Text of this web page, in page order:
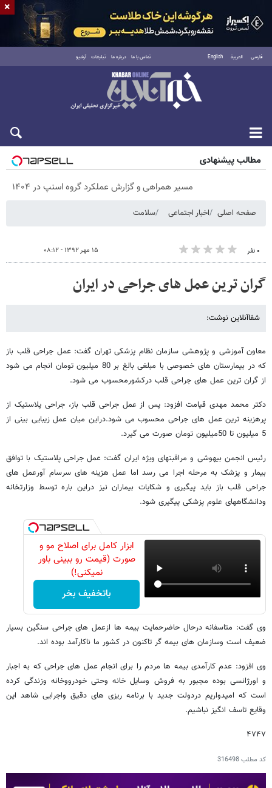
فارسی العربية English تماس با ما درباره ما تبلیغات آرشیو
شنبه ۱۷ مرداد ۱۴۰۵
مطالب پیشنهادی
مسیر همراهی و گزارش عملکرد گروه اسنپ در ۱۴۰۴
صفحه اصلی اخبار اجتماعی سلامت
۰ نفر ۱۵ مهر ۱۳۹۲ - ۰۸:۱۲
گران ترین عمل های جراحی در ایران
شفاآنلاین نوشت:
معاون آموزشی و پژوهشی سازمان نظام پزشکی تهران گفت: عمل جراحی قلب باز
که در بیمارستان های خصوصی با مبلغی بالغ بر 80 میلیون تومان انجام می شود
از گران ترین عمل های جراحی قلب درکشورمحسوب می شود.
دکتر محمد مهدی قیامت افزود: پس از عمل جراحی قلب باز، جراحی پلاستیک از
پرهزینه ترین عمل های جراحی محسوب می شود.دراین میان عمل زیبایی بینی از
5 میلیون تا 50میلیون تومان صورت می گیرد.
رئیس انجمن بیهوشی و مراقبتهای ویژه ایران گفت: عمل جراحی پلاستیک با توافق
بیمار و پزشک به مرحله اجرا می رسد اما عمل هزینه های سرسام آورعمل های
جراحی قلب باز باید پیگیری و شکایات بیماران نیز دراین باره توسط وزارتخانه
ودانشگاههای علوم پزشکی پیگیری شود.
ابزار کامل برای اصلاح مو و
صورت (قیمت رو ببینی باور
نمیکنی!)
باتخفیف بخر
وی گفت: متاسفانه درحال حاضرحمایت بیمه ها ازعمل های جراحی سنگین بسیار
ضعیف است وسازمان های بیمه گر تاکنون در کشور ما ناکارآمد بوده اند.
وی افزود: عدم کارآمدی بیمه ها مردم را برای انجام عمل های جراحی که به اجبار
و اورژانسی بوده مجبور به فروش وسایل خانه وحتی خودرووخانه وزندگی کرده
است که امیدواریم دردولت جدید با برنامه ریزی های دقیق واجرایی شاهد این
وقایع تاسف انگیز نباشیم.
۴۷۴۷
کد مطلب316498
×